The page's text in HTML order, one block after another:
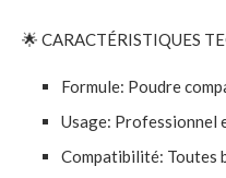
🌟 CARACTÉRISTIQUES
Formule: Poudre
Usage: Professionnel
Compatibilité: Toutes